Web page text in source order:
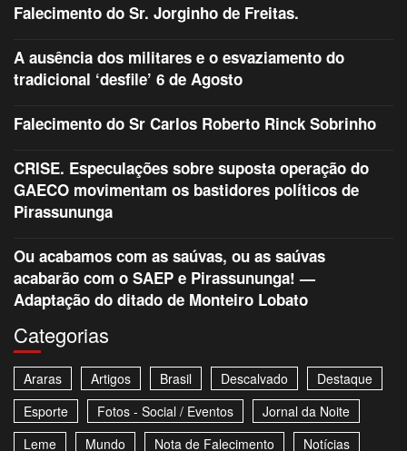
Falecimento do Sr. Jorginho de Freitas.
A ausência dos militares e o esvaziamento do
tradicional ‘desfile’ 6 de Agosto
Falecimento do Sr Carlos Roberto Rinck Sobrinho
CRISE. Especulações sobre suposta operação do
GAECO movimentam os bastidores políticos de
Pirassununga
Ou acabamos com as saúvas, ou as saúvas
acabarão com o SAEP e Pirassununga! —
Adaptação do ditado de Monteiro Lobato
Categorias
Araras Artigos Brasil Descalvado
Destaque
Esporte
Fotos - Social / Eventos
Jornal da Noite
Leme
Mundo Nota de Falecimento Notícias